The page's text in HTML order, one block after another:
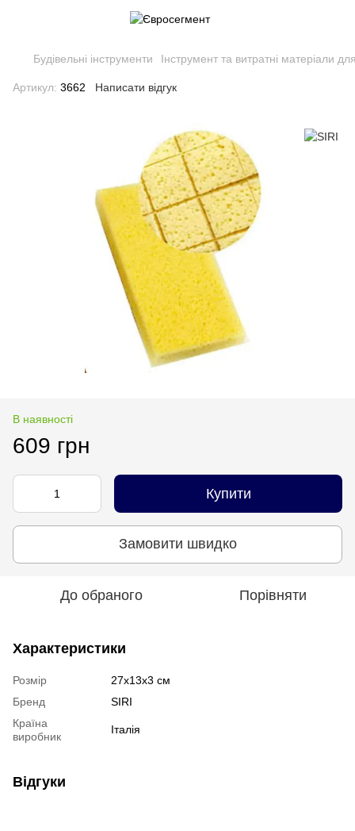
Будівельні інструменти Інструмент та витратні матеріали
Артикул: 3662 Написати відгук
В наявності
609 грн
Купити
Замовити швидко
До обраного Порівняти
Характеристики
Розмір
27х13х3 см
Бренд
SIRI
Країна
виробник
Італія
Відгуки